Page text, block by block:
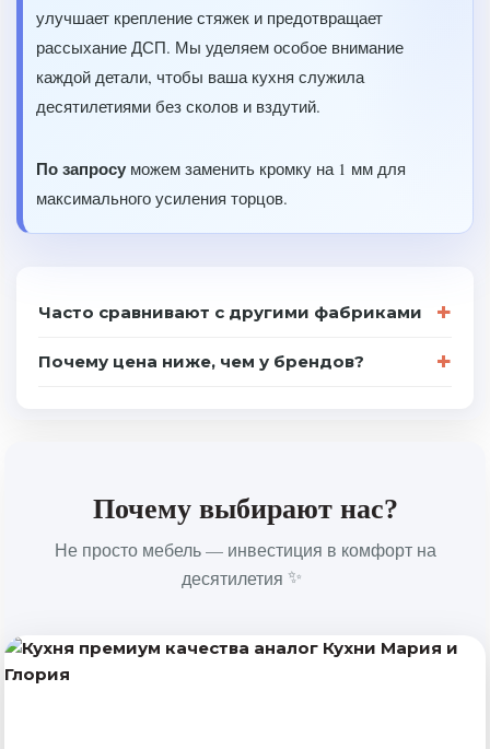
улучшает крепление стяжек и предотвращает
рассыхание ДСП. Мы уделяем особое внимание
каждой детали, чтобы ваша кухня служила
десятилетиями без сколов и вздутий.
По запросу можем заменить кромку на 1 мм для
максимального усиления торцов.
Часто сравнивают с другими фабриками
Почему цена ниже, чем у брендов?
Почему выбирают нас?
Не просто мебель — инвестиция в комфорт на
десятилетия